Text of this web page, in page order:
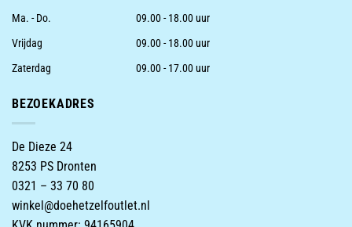
Ma. - Do.
09.00 - 18.00 uur
Vrijdag
09.00 - 18.00 uur
Zaterdag
09.00 - 17.00 uur
BEZOEKADRES
De Dieze 24
8253 PS Dronten
0321 – 33 70 80
winkel@doehetzelfoutlet.nl